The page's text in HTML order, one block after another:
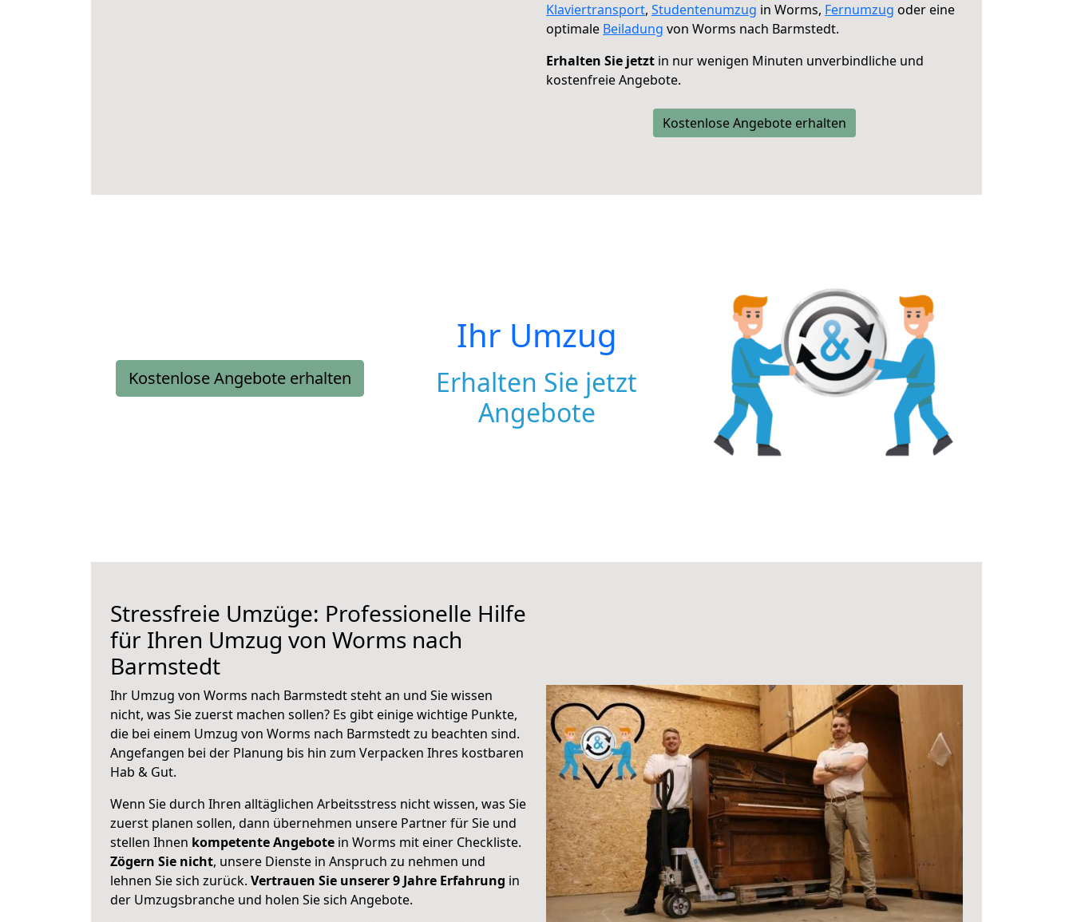
Klaviertransport, Studentenumzug in Worms, Fernumzug oder eine
optimale Beiladung von Worms nach Barmstedt.
Erhalten Sie jetzt in nur wenigen Minuten unverbindliche und
kostenfreie Angebote.
Kostenlose Angebote erhalten
Kostenlose Angebote erhalten
Ihr Umzug
Erhalten Sie jetzt
Angebote
Stressfreie Umzüge: Professionelle Hilfe
für Ihren Umzug von Worms nach
Barmstedt
Ihr Umzug von Worms nach Barmstedt steht an und Sie wissen
nicht, was Sie zuerst machen sollen? Es gibt einige wichtige Punkte,
die bei einem Umzug von Worms nach Barmstedt zu beachten sind.
Angefangen bei der Planung bis hin zum Verpacken Ihres kostbaren
Hab & Gut.
Wenn Sie durch Ihren alltäglichen Arbeitsstress nicht wissen, was Sie
zuerst planen sollen, dann übernehmen unsere Partner für Sie und
stellen Ihnen kompetente Angebote in Worms mit einer Checkliste.
Zögern Sie nicht, unsere Dienste in Anspruch zu nehmen und
lehnen Sie sich zurück. Vertrauen Sie unserer 9 Jahre Erfahrung in
der Umzugsbranche und holen Sie sich Angebote.